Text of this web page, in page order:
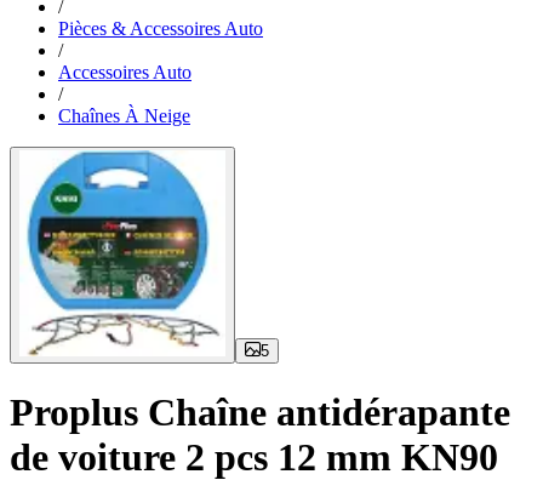
/
Pièces & Accessoires Auto
/
Accessoires Auto
/
Chaînes À Neige
5
Proplus Chaîne antidérapante
de voiture 2 pcs 12 mm KN90